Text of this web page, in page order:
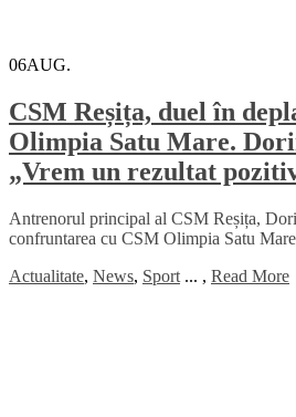
06AUG.
CSM Reșița, duel în
Olimpia Satu Mare.
„Vrem un rezultat
Antrenorul principal al CSM Reșița,
confruntarea cu CSM Olimpia Satu
Actualitate, News, Sport ... , Read More